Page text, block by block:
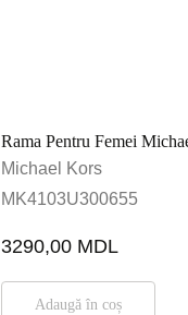
Rama Pentru Femei
Michael Kors
MK4103U300655
3290,00 MDL
Adaugă în coș